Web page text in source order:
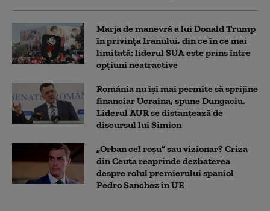
Marja de manevră a lui Donald Trump
în privința Iranului, din ce în ce mai
limitată: liderul SUA este prins între
opțiuni neatractive
România nu își mai permite să sprijine
financiar Ucraina, spune Dungaciu.
Liderul AUR se distanțează de
discursul lui Simion
„Orban cel roșu” sau vizionar? Criza
din Ceuta reaprinde dezbaterea
despre rolul premierului spaniol
Pedro Sanchez în UE